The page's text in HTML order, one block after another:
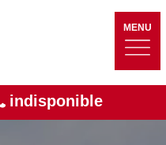
MENU
indisponible